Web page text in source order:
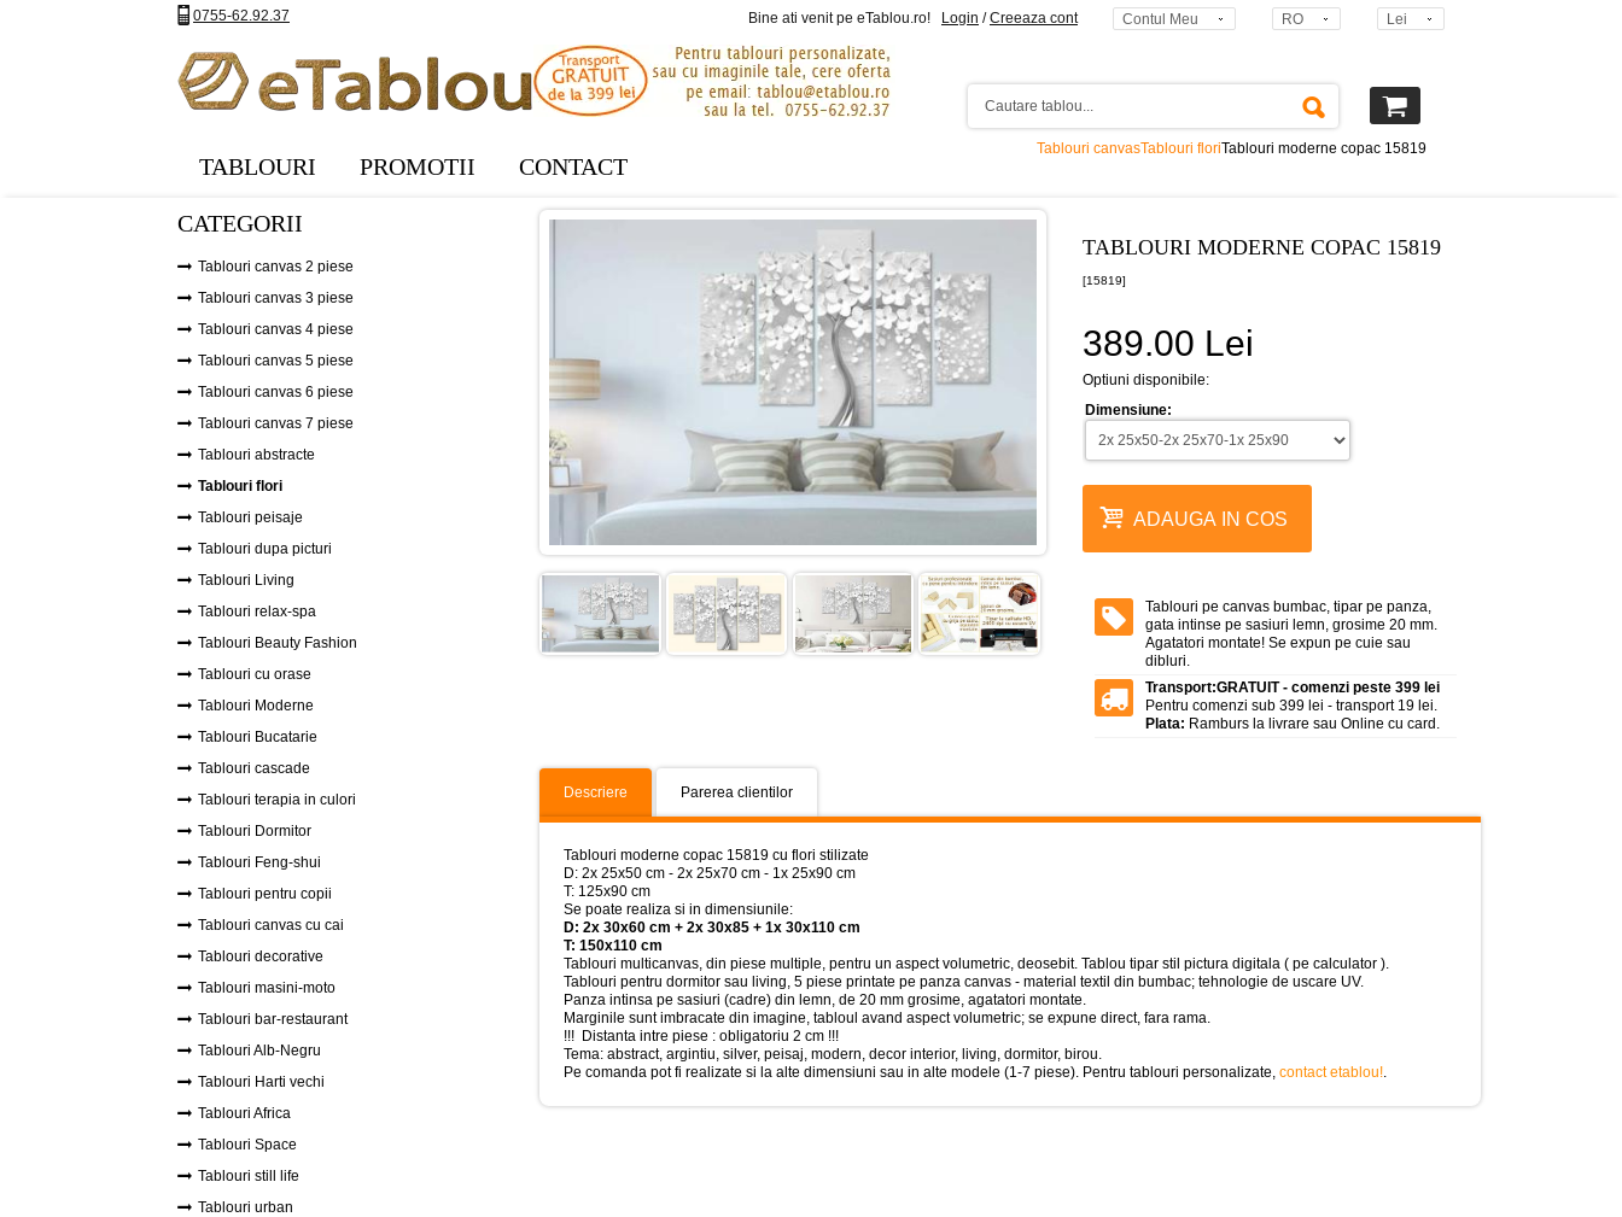
0755-62.92.37 Bine ati venit pe eTablou.ro! Login /Creeaza cont Contul Meu RO Lei
TABLOURI PROMOTII CONTACT
Tablouri canvasTablouri floriTablouri moderne copac 15819
TABLOURI MODERNE COPAC 15819
[15819]
389.00 Lei
Optiuni disponibile:
Dimensiune:
ADAUGA IN COS
Tablouri pe canvas bumbac, tipar pe panza,
gata intinse pe sasiuri lemn, grosime 20 mm.
Agatatori montate! Se expun pe cuie sau
dibluri.
Transport:GRATUIT - comenzi peste 399 lei
Pentru comenzi sub 399 lei - transport 19 lei.
Plata: Ramburs la livrare sau Online cu card.
Descriere Parerea clientilor
Tablouri moderne copac 15819 cu flori stilizate
D: 2x 25x50 cm - 2x 25x70 cm - 1x 25x90 cm
T: 125x90 cm
Se poate realiza si in dimensiunile:
D: 2x 30x60 cm + 2x 30x85 + 1x 30x110 cm
T: 150x110 cm
Tablouri multicanvas, din piese multiple, pentru un aspect volumetric, deosebit. Tablou tipar stil pictura digitala ( pe calculator ).
Tablouri pentru dormitor sau living, 5 piese printate pe panza canvas - material textil din bumbac; tehnologie de uscare UV.
Panza intinsa pe sasiuri (cadre) din lemn, de 20 mm grosime, agatatori montate.
Marginile sunt imbracate din imagine, tabloul avand aspect volumetric; se expune direct, fara rama.
!!! Distanta intre piese : obligatoriu 2 cm !!!
Tema: abstract, argintiu, silver, peisaj, modern, decor interior, living, dormitor, birou.
Pe comanda pot fi realizate si la alte dimensiuni sau in alte modele (1-7 piese). Pentru tablouri personalizate, contact etablou!.
CATEGORII
Tablouri canvas 2 piese
Tablouri canvas 3 piese
Tablouri canvas 4 piese
Tablouri canvas 5 piese
Tablouri canvas 6 piese
Tablouri canvas 7 piese
Tablouri abstracte
Tablouri flori
Tablouri peisaje
Tablouri dupa picturi
Tablouri Living
Tablouri relax-spa
Tablouri Beauty Fashion
Tablouri cu orase
Tablouri Moderne
Tablouri Bucatarie
Tablouri cascade
Tablouri terapia in culori
Tablouri Dormitor
Tablouri Feng-shui
Tablouri pentru copii
Tablouri canvas cu cai
Tablouri decorative
Tablouri masini-moto
Tablouri bar-restaurant
Tablouri Alb-Negru
Tablouri Harti vechi
Tablouri Africa
Tablouri Space
Tablouri still life
Tablouri urban